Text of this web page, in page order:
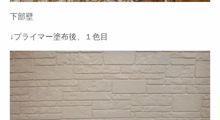
下部壁
↓プライマー塗布後、１色目